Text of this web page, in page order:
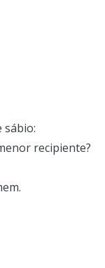
sábio:
recipiente?